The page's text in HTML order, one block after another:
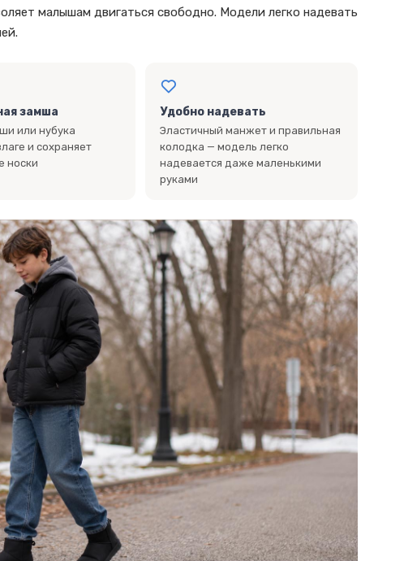
малышам двигаться свободно. Модели легко надевать
замша
или нубука
и сохраняет
носки
Удобно надевать
Эластичный манжет и правильная
колодка — модель легко
надевается даже маленькими
руками